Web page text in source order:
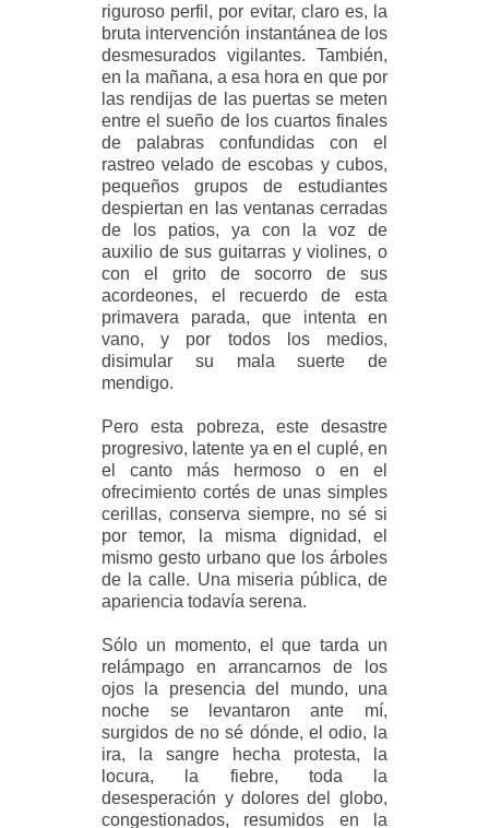
riguroso perfil, por evitar, claro es, la
bruta intervención instantánea de los
desmesurados vigilantes. También,
en la mañana, a esa hora en que por
las rendijas de las puertas se meten
entre el sueño de los cuartos finales
de palabras confundidas con el
rastreo velado de escobas y cubos,
pequeños grupos de estudiantes
despiertan en las ventanas cerradas
de los patios, ya con la voz de
auxilio de sus guitarras y violines, o
con el grito de socorro de sus
acordeones, el recuerdo de esta
primavera parada, que intenta en
vano, y por todos los medios,
disimular su mala suerte de
mendigo.
Pero esta pobreza, este desastre
progresivo, latente ya en el cuplé, en
el canto más hermoso o en el
ofrecimiento cortés de unas simples
cerillas, conserva siempre, no sé si
por temor, la misma dignidad, el
mismo gesto urbano que los árboles
de la calle. Una miseria pública, de
apariencia todavía serena.
Sólo un momento, el que tarda un
relámpago en arrancarnos de los
ojos la presencia del mundo, una
noche se levantaron ante mí,
surgidos de no sé dónde, el odio, la
ira, la sangre hecha protesta, la
locura, la fiebre, toda la
desesperación y dolores del globo,
congestionados, resumidos en la